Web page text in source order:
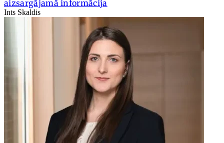
aizsargājamā informācija
Ints Skaldis